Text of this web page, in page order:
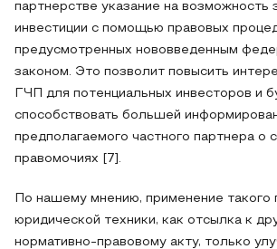
партнерстве указание на возможность
инвестиции с помощью правовых
предусмотренных нововведенным
законом. Это позволит повысить
ГЧП для потенциальных инвесторов и
способствовать большей
предполагаемого частного партнера о
правомочиях [7].
По нашему мнению, применение такого
юридической техники, как отсылка к
нормативно-правовому акту, только